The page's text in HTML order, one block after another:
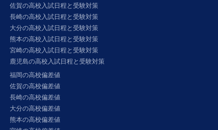
佐賀の高校入試日程と受験対策
長崎の高校入試日程と受験対策
大分の高校入試日程と受験対策
熊本の高校入試日程と受験対策
宮崎の高校入試日程と受験対策
鹿児島の高校入試日程と受験対策
福岡の高校偏差値
佐賀の高校偏差値
長崎の高校偏差値
大分の高校偏差値
熊本の高校偏差値